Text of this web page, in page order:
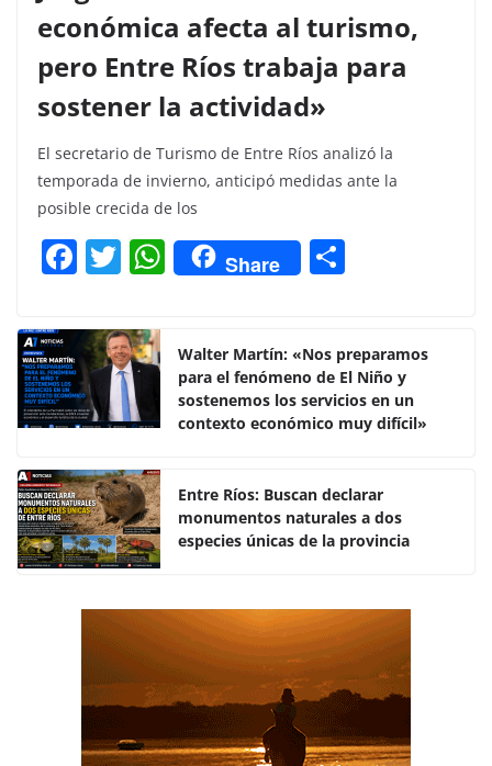
económica afecta al turismo,
pero Entre Ríos trabaja para
sostener la actividad»
El secretario de Turismo de Entre Ríos analizó la
temporada de invierno, anticipó medidas ante la
posible crecida de los
F
c
e
b
o
o
k
T
itt
er
W
h
s
A
p
Share
p
ar
tir
Walter Martín: «Nos preparamos
para el fenómeno de El Niño y
sostenemos los servicios en un
contexto económico muy difícil»
Entre Ríos: Buscan declarar
monumentos naturales a dos
especies únicas de la provincia